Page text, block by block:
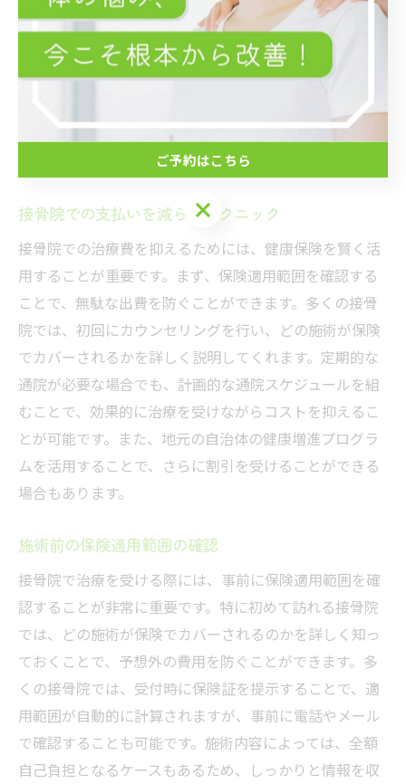
ことで、事前に必要な書類や健康保険の適用範囲につい
ての相談もでき、当日の手続きがより簡単になります。
予約時に症状や希望する施術内容を伝えることで、接骨
院側も適切な対策と保険適用を準備することができま
す。これにより、安心して施術を受けることができ、身
体のケアに集中できる環境が整います。
接骨院での支払いを減らすテクニック
接骨院での治療費を抑えるためには、健康保険を賢く活
用することが重要です。まず、保険適用範囲を確認する
ことで、無駄な出費を防ぐことができます。多くの接骨
院では、初回にカウンセリングを行い、どの施術が保険
でカバーされるかを詳しく説明してくれます。定期的な
通院が必要な場合でも、計画的な通院スケジュールを組
むことで、効果的に治療を受けながらコストを抑えるこ
とが可能です。また、地元の自治体の健康増進プログラ
ムを活用することで、さらに割引を受けることができる
場合もあります。
施術前の保険適用範囲の確認
接骨院で治療を受ける際には、事前に保険適用範囲を確
認することが非常に重要です。特に初めて訪れる接骨院
では、どの施術が保険でカバーされるのかを詳しく知っ
ておくことで、予想外の費用を防ぐことができます。多
くの接骨院では、受付時に保険証を提示することで、適
用範囲が自動的に計算されますが、事前に電話やメール
で確認することも可能です。施術内容によっては、全額
自己負担となるケースもあるため、しっかりと情報を収
ご予約はこちら
ご予約はこちら